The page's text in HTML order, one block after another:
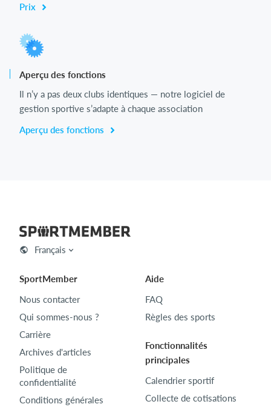
Prix
Aperçu des fonctions
Il n’y a pas deux clubs identiques — notre logiciel de
gestion sportive s’adapte à chaque association
Aperçu des fonctions
Français
SportMember
Nous contacter
Qui sommes-nous ?
Carrière
Archives d'articles
Politique de
confidentialité
Conditions générales
Aide
FAQ
Règles des sports
Fonctionnalités
principales
Calendrier sportif
Collecte de cotisations